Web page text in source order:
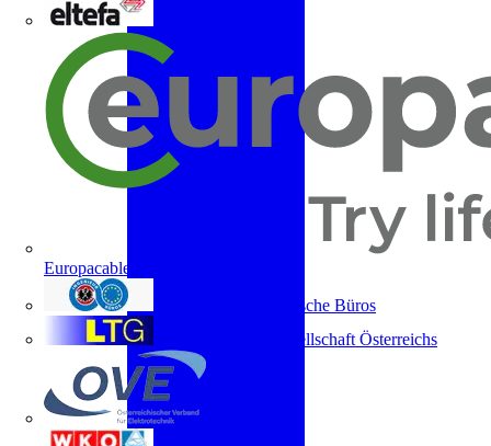
Europacable
Fachverband Technische Büros
Lichttechnische Gesellschaft Österreichs